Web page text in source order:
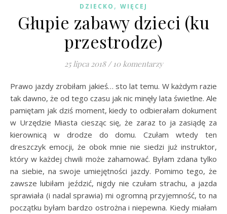
DZIECKO , WIĘCEJ
Głupie zabawy dzieci (ku
przestrodze)
25 lipca 2018 / 10 komentarzy
Prawo jazdy zrobiłam jakieś… sto lat temu. W każdym razie
tak dawno, że od tego czasu jak nic minęły lata świetlne. Ale
pamiętam jak dziś moment, kiedy to odbierałam dokument
w Urzędzie Miasta ciesząc się, że zaraz to ja zasiądę za
kierownicą w drodze do domu. Czułam wtedy ten
dreszczyk emocji, że obok mnie nie siedzi już instruktor,
który w każdej chwili może zahamować. Byłam zdana tylko
na siebie, na swoje umiejętności jazdy. Pomimo tego, że
zawsze lubiłam jeździć, nigdy nie czułam strachu, a jazda
sprawiała (i nadal sprawia) mi ogromną przyjemność, to na
początku byłam bardzo ostrożna i niepewna. Kiedy miałam